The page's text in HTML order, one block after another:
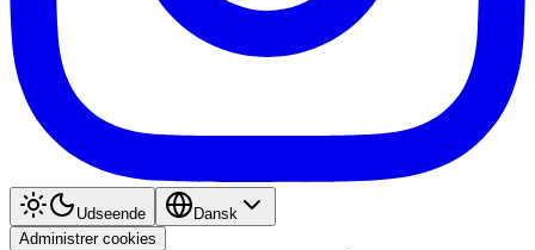
Udseende
Dansk
Administrer cookies